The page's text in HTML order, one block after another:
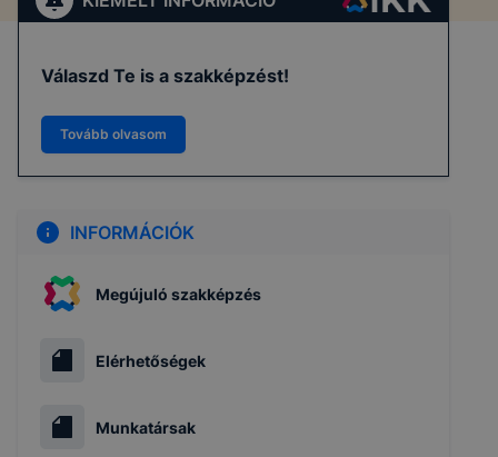
Válaszd Te is a szakképzést!
Tovább olvasom
INFORMÁCIÓK
Megújuló szakképzés
Elérhetőségek
Munkatársak